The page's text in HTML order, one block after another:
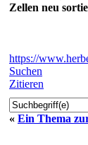
Zellen neu
https://
Suchen
Zitieren
« Ein Thema